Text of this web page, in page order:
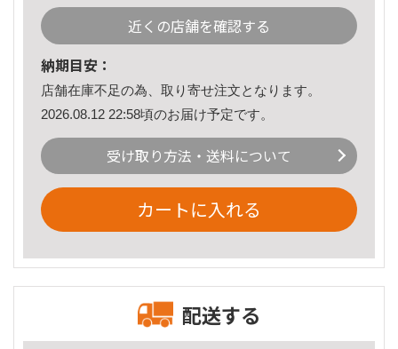
近くの店舗を確認する
納期目安：
店舗在庫不足の為、取り寄せ注文となります。
2026.08.12 22:58頃のお届け予定です。
受け取り方法・送料について
カートに入れる
配送する